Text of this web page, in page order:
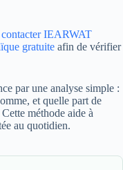
contacter IEARWAT
gratuite afin de vérifier
par une analyse simple :
et quelle part de
méthode aide à
au quotidien.